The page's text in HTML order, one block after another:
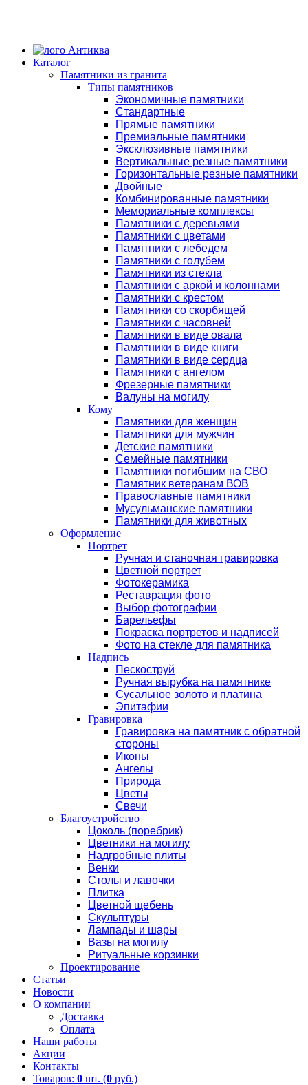
Каталог
Памятники из гранита
Типы памятников
Экономичные памятники
Стандартные
Прямые памятники
Премиальные памятники
Эксклюзивные памятники
Вертикальные резные памятники
Горизонтальные резные памятники
Двойные
Комбинированные памятники
Мемориальные комплексы
Памятники с деревьями
Памятники с цветами
Памятники с лебедем
Памятники с голубем
Памятники из стекла
Памятники с аркой и колоннами
Памятники с крестом
Памятники со скорбящей
Памятники с часовней
Памятники в виде овала
Памятники в виде книги
Памятники в виде сердца
Памятники с ангелом
Фрезерные памятники
Валуны на могилу
Кому
Памятники для женщин
Памятники для мужчин
Детские памятники
Семейные памятники
Памятники погибшим на СВО
Памятник ветеранам ВОВ
Православные памятники
Мусульманские памятники
Памятники для животных
Оформление
Портрет
Ручная и станочная гравировка
Цветной портрет
Фотокерамика
Реставрация фото
Выбор фотографии
Барельефы
Покраска портретов и надписей
Фото на стекле для памятника
Надпись
Пескоструй
Ручная вырубка на памятнике
Сусальное золото и платина
Эпитафии
Гравировка
Гравировка на памятник с обратной
стороны
Иконы
Ангелы
Природа
Цветы
Свечи
Благоустройство
Цоколь (поребрик)
Цветники на могилу
Надгробные плиты
Венки
Столы и лавочки
Плитка
Цветной щебень
Скульптуры
Лампады и шары
Вазы на могилу
Ритуальные корзинки
Проектирование
Статьи
Новости
О компании
Доставка
Оплата
Наши работы
Акции
Контакты
Товаров: 0 шт. (0 руб.)